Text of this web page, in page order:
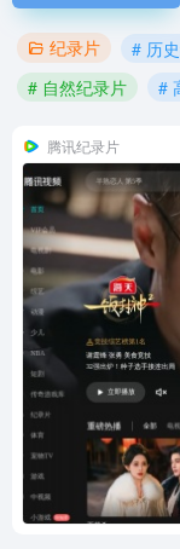
纪录片 # 历
# 自然纪录片
#
腾讯纪录片